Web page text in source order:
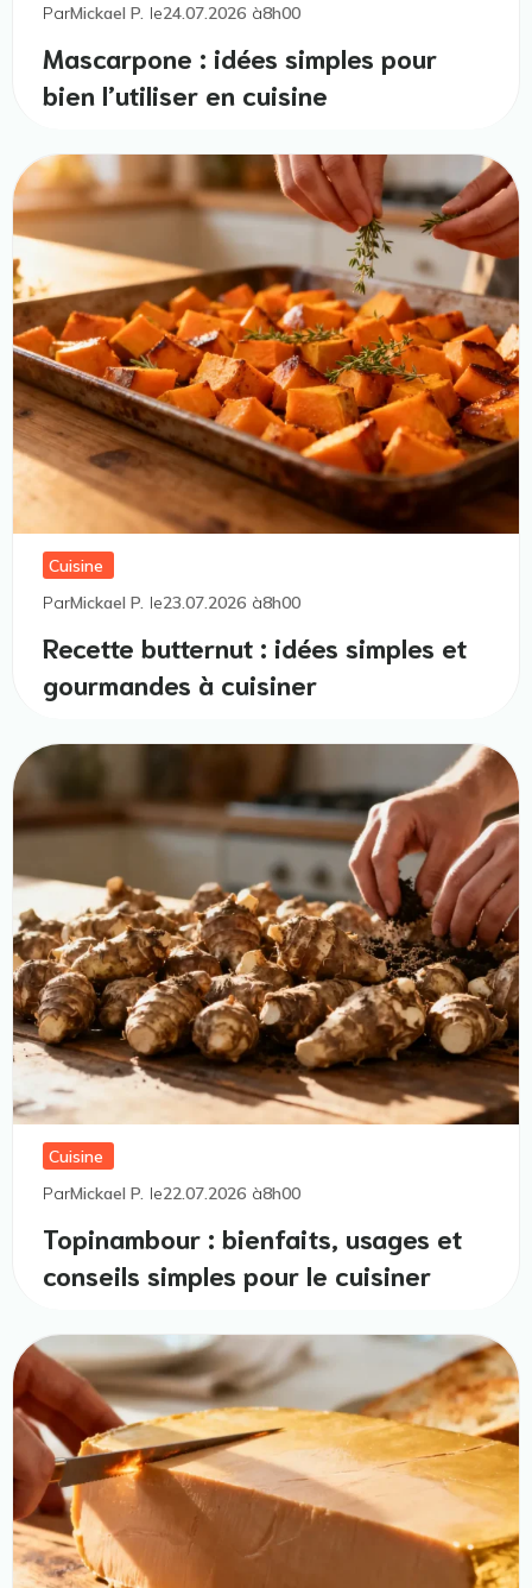
ParMickael P. le24.07.2026 à8h00
Mascarpone : idées simples pour
bien l’utiliser en cuisine
Cuisine
ParMickael P. le23.07.2026 à8h00
Recette butternut : idées simples et
gourmandes à cuisiner
Cuisine
ParMickael P. le22.07.2026 à8h00
Topinambour : bienfaits, usages et
conseils simples pour le cuisiner